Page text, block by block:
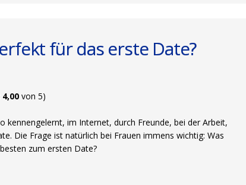
für das erste Date?
4,00 von 5)
kennengelernt, im Internet, durch Freunde, bei der Arbeit,
Die Frage ist natürlich bei Frauen immens wichtig: Was
zum ersten Date?